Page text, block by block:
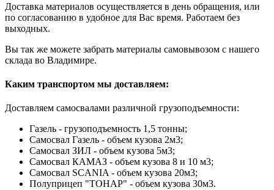
Доставка материалов осуществляется в день обращения, или
по согласованию в удобное для Вас время. Работаем без
выходных.
Вы так же можете забрать материалы самовывозом с нашего
склада во Владимире.
Каким транспортом мы доставляем:
Доставляем самосвалами различной грузоподъемности:
Газель - грузоподъемность 1,5 тонны;
Самосвал Газель - объем кузова 2м3;
Самосвал ЗИЛ - объем кузова 5м3;
Самосвал КАМАЗ - объем кузова 8 и 10 м3;
Самосвал SCANIA - объем кузова 20м3;
Полуприцеп "ТОНАР" - объем кузова 30м3.